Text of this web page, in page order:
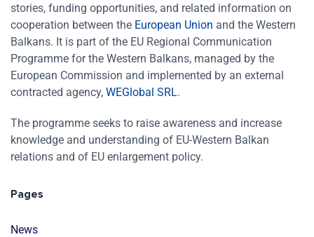
stories, funding opportunities, and related information on
cooperation between the European Union and the Western
Balkans. It is part of the EU Regional Communication
Programme for the Western Balkans, managed by the
European Commission and implemented by an external
contracted agency, WEGlobal SRL.
The programme seeks to raise awareness and increase
knowledge and understanding of EU-Western Balkan
relations and of EU enlargement policy.
Pages
News